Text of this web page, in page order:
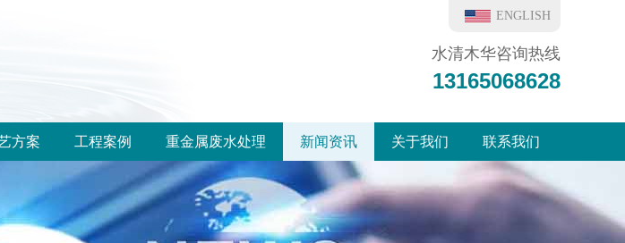
ENGLISH
水清木华咨询热线
13165068628
方案 工程案例 重金属废水处理 新闻资讯 关于我们 联系我们